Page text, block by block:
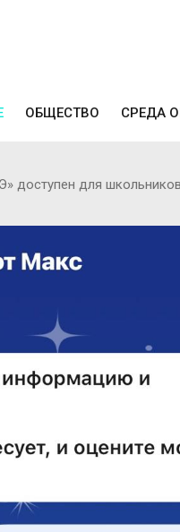
ОБЩЕСТВО СРЕДА
доступен для